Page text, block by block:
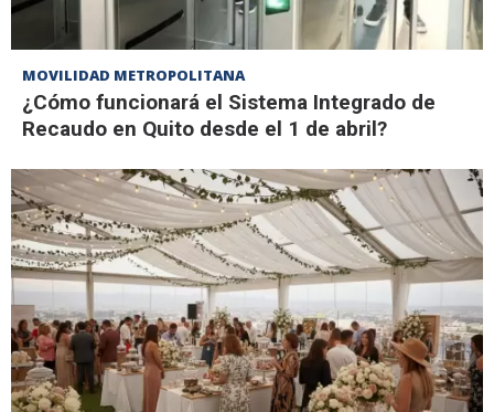
MOVILIDAD METROPOLITANA
¿Cómo funcionará el Sistema Integrado de
Recaudo en Quito desde el 1 de abril?